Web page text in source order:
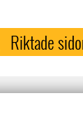
Riktade